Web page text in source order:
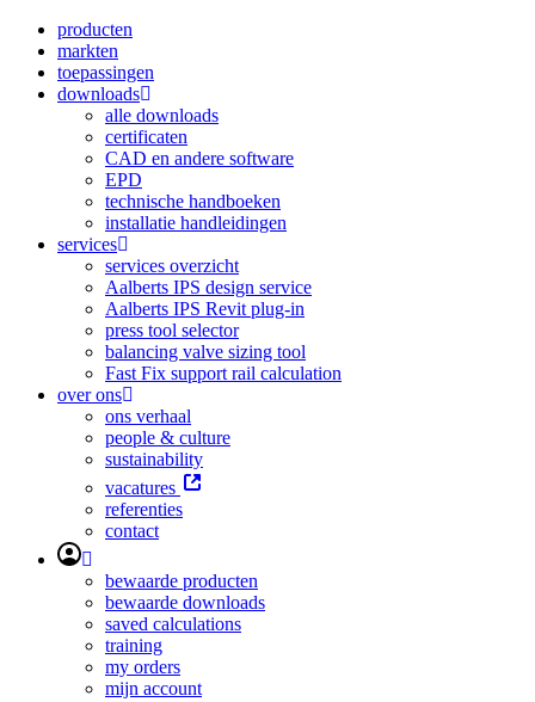
producten
markten
toepassingen
downloads
alle downloads
certificaten
CAD en andere software
EPD
technische handboeken
installatie handleidingen
services
services overzicht
Aalberts IPS design service
Aalberts IPS Revit plug-in
press tool selector
balancing valve sizing tool
Fast Fix support rail calculation
over ons
ons verhaal
people & culture
sustainability
vacatures
referenties
contact
bewaarde producten
bewaarde downloads
saved calculations
training
my orders
mijn account